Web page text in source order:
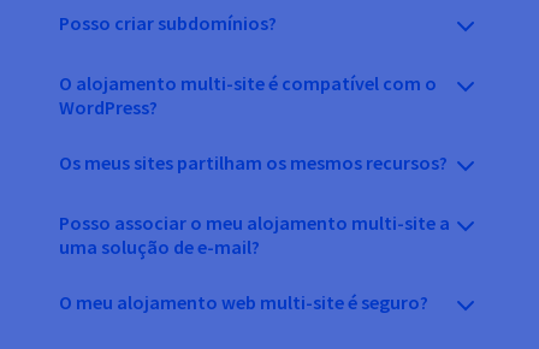
Posso criar subdomínios?
O alojamento multi-site é compatível com o
WordPress?
Os meus sites partilham os mesmos recursos?
Posso associar o meu alojamento multi-site a
uma solução de e-mail?
O meu alojamento web multi-site é seguro?